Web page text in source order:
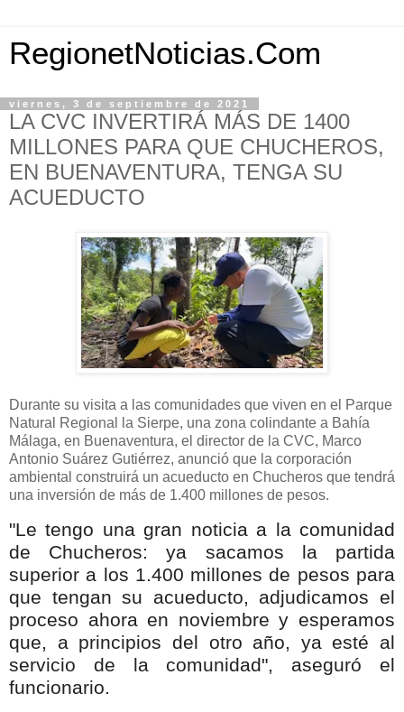
RegionetNoticias.Com
viernes, 3 de septiembre de 2021
LA CVC INVERTIRÁ MÁS DE 1400
MILLONES PARA QUE CHUCHEROS,
EN BUENAVENTURA, TENGA SU
ACUEDUCTO
Durante su visita a las comunidades que viven en el Parque
Natural Regional la Sierpe, una zona colindante a Bahía
Málaga, en Buenaventura, el director de la CVC, Marco
Antonio Suárez Gutiérrez, anunció que la corporación
ambiental construirá un acueducto en Chucheros que tendrá
una inversión de más de 1.400 millones de pesos.
"Le tengo una gran noticia a la comunidad
de Chucheros: ya sacamos la partida
superior a los 1.400 millones de pesos para
que tengan su acueducto, adjudicamos el
proceso ahora en noviembre y esperamos
que, a principios del otro año, ya esté al
servicio de la comunidad", aseguró el
funcionario.